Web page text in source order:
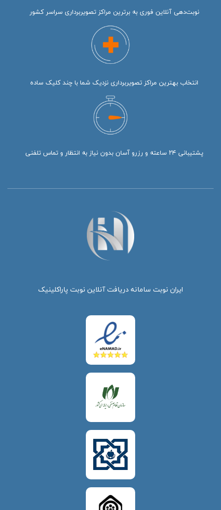
نوبت‌دهی آنلاین فوری به برترین مراکز تصویربرداری سراسر کشور
انتخاب بهترین مراکز تصویربرداری نزدیک شما با چند کلیک ساده
پشتیبانی ۲۴ ساعته و رزرو آسان بدون نیاز به انتظار و تماس تلفنی
ایران نوبت سامانه دریافت آنلاین نوبت پاراکلینیک